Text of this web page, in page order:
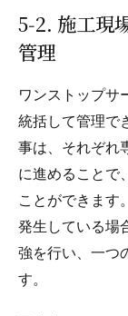
5‑2. 施工現
管理
ワンストップサ
統括して管理で
事は、それぞれ
に進めることで
ことができます
発生している場
強を行い、一つ
す。